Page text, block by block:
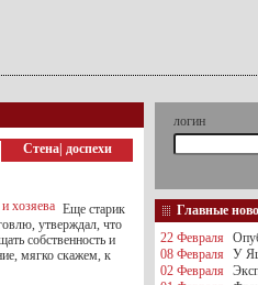
Стена| доспехи
Еще старик
утверждал, что
собственность и
мягко скажем, к
логин
Главные
22 Февраля
08 Февраля
У
02 Февраля